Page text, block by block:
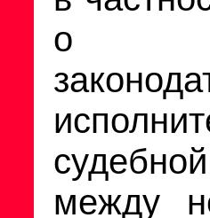
о
между